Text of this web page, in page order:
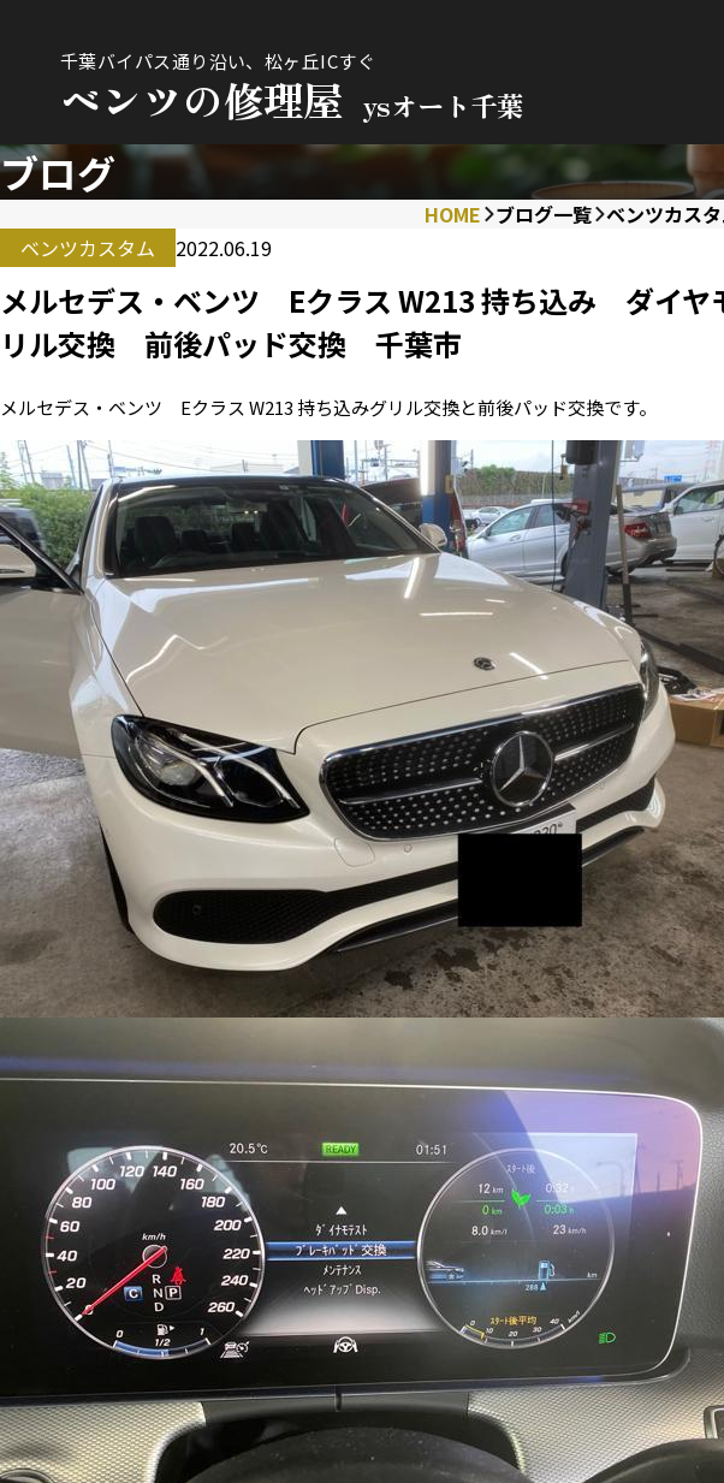
千葉バイパス通り沿い、松ヶ丘ICすぐ
ベンツの修理屋 ysオート千葉
ブログ
HOME ブログ一覧 ベンツカス
ベンツカスタム
2022.06.19
メルセデス・ベンツ Eクラス W213 持ち込み ダイヤ
リル交換 前後パッド交換 千葉市
メルセデス・ベンツ Eクラス W213 持ち込みグリル交換と前後パッド交換です。